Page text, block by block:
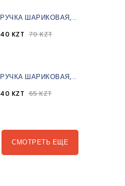
РУЧКА ШАРИКОВАЯ,...
40 KZT 70 KZT
РУЧКА ШАРИКОВАЯ,...
40 KZT 65 KZT
СМОТРЕТЬ ЕЩЕ